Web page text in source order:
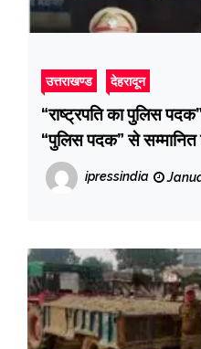
उत्तराखण्ड देहरादून
“राष्ट्रपति का पुलिस
“पुलिस पदक” से सम्मानित
ipressindia